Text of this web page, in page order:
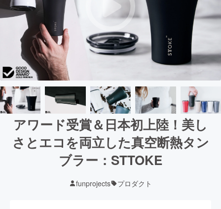
アワード受賞＆日本初上陸！美し
さとエコを両立した真空断熱タン
ブラー：STTOKE
funprojects プロダクト